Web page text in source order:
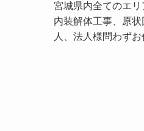
宮城県内全てのエリ
内装解体工事、原
人、法人様問わずお